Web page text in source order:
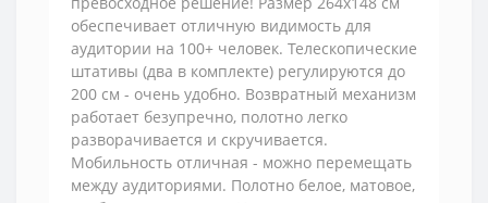
обеспечивает отличную видимость для
аудитории на 100+ человек. Телескопические
штативы (два в комплекте) регулируются до
200 см - очень удобно. Возвратный механизм
работает безупречно, полотно легко
разворачивается и скручивается.
Мобильность отличная - можно перемещать
между аудиториями. Полотно белое, матовое,